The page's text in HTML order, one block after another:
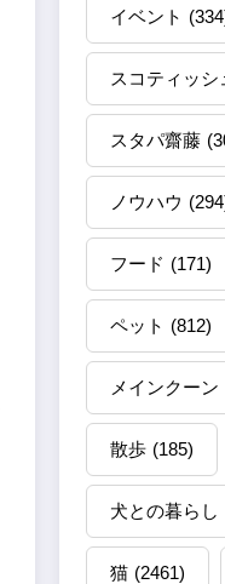
イベント
スコティッシ
スタパ齋藤
ノウハウ
フード (171)
ペット (812)
メインクーン
散歩 (185)
犬との暮らし
猫 (2461)